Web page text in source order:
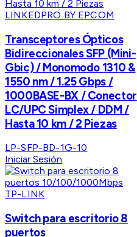
LINKEDPRO BY EPCOM
Transceptores Ópticos
Bidireccionales SFP (Mini-
Gbic) / Monomodo 1310 &
1550 nm / 1.25 Gbps /
1000BASE-BX / Conector
LC/UPC Simplex / DDM /
Hasta 10 km / 2 Piezas
LP-SFP-BD-1G-10
Iniciar Sesión
TP-LINK
Switch para escritorio 8
puertos